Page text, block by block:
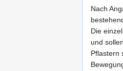
Nach
Die
und
Pflastern